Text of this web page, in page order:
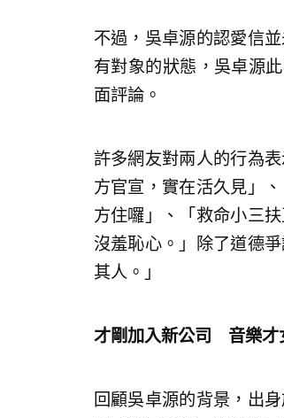
不過，吳卓源的認愛信
有對象的狀態，吳卓源
面評論。
許多網友對兩人的行為
方官宣，實在活久見」
方住囉」、「救命小三
沒羞恥心。」除了道德
其人。」
才剛加入新公司 音樂才
回顧吳卓源的背景，出